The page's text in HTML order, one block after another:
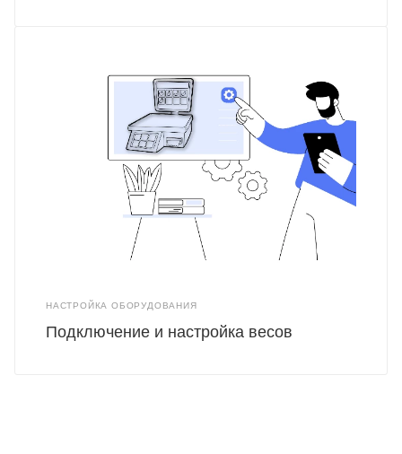
НАСТРОЙКА ОБОРУДОВАНИЯ
Подключение и настройка весов